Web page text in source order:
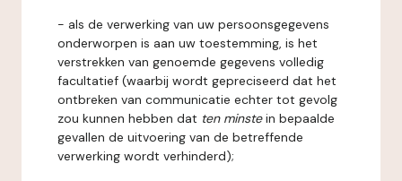
- als de verwerking van uw persoonsgegevens
onderworpen is aan uw toestemming, is het
verstrekken van genoemde gegevens volledig
facultatief (waarbij wordt gepreciseerd dat het
ontbreken van communicatie echter tot gevolg
zou kunnen hebben dat ten minstein bepaalde
gevallen de uitvoering van de betreffende
verwerking wordt verhinderd);